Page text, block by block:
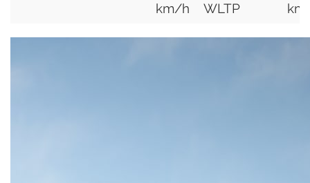
km/h
WLTP
km